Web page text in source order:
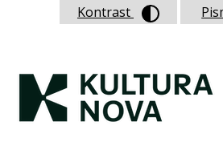
Kontrast